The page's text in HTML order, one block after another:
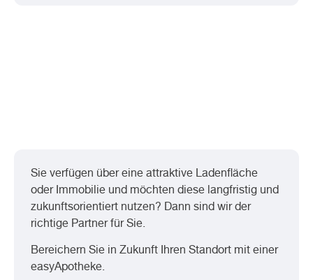
Sie verfügen über eine attraktive Ladenfläche
oder Immobilie und möchten diese langfristig und
zukunftsorientiert nutzen? Dann sind wir der
richtige Partner für Sie.
Bereichern Sie in Zukunft Ihren Standort mit einer
easyApotheke.